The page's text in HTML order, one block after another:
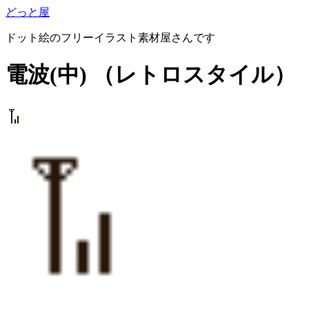
どっと屋
ドット絵のフリーイラスト素材屋さんです
電波(中) （レトロスタイル）